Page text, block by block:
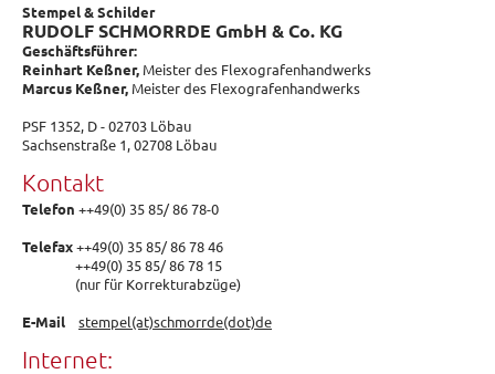
Stempel & Schilder
RUDOLF SCHMORRDE GmbH & Co. KG
Geschäftsführer:
Reinhart Keßner, Meister des Flexografenhandwerks
Marcus Keßner, Meister des Flexografenhandwerks
PSF 1352, D - 02703 Löbau
Sachsenstraße 1, 02708 Löbau
Kontakt
Telefon ++49(0) 35 85/ 86 78-0
Telefax++49(0) 35 85/ 86 78 46
++49(0) 35 85/ 86 78 15
(nur für Korrekturabzüge)
E-Mail
stempel(at)schmorrde(dot)de
Internet: